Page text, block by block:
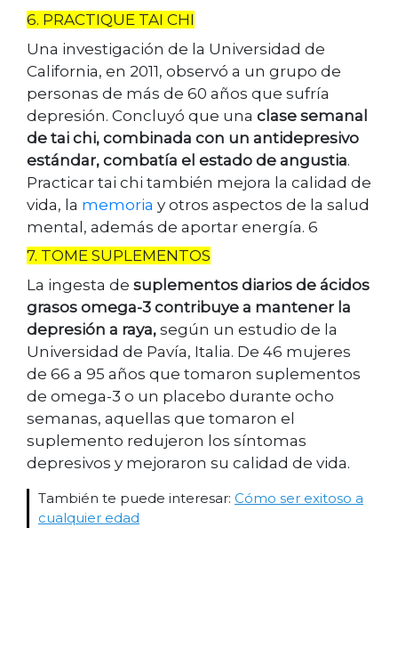
6. PRACTIQUE TAI CHI
Una investigación de la Universidad de
California, en 2011, observó a un grupo de
personas de más de 60 años que sufría
depresión. Concluyó que una clase semanal
de tai chi, combinada con un antidepresivo
estándar, combatía el estado de angustia.
Practicar tai chi también mejora la calidad de
vida, la memoria y otros aspectos de la salud
mental, además de aportar energía. 6
7. TOME SUPLEMENTOS
La ingesta de suplementos diarios de ácidos
grasos omega-3 contribuye a mantener la
depresión a raya, según un estudio de la
Universidad de Pavía, Italia. De 46 mujeres
de 66 a 95 años que tomaron suplementos
de omega-3 o un placebo durante ocho
semanas, aquellas que tomaron el
suplemento redujeron los síntomas
depresivos y mejoraron su calidad de vida.
También te puede interesar: Cómo ser exitoso a
cualquier edad